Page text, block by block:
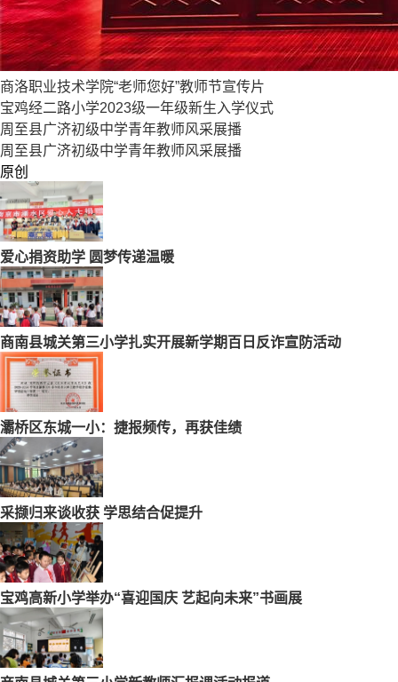
商洛职业技术学院“老师您好”教师节宣传片
宝鸡经二路小学2023级一年级新生入学仪式
周至县广济初级中学青年教师风采展播
周至县广济初级中学青年教师风采展播
原创
爱心捐资助学 圆梦传递温暖
商南县城关第三小学扎实开展新学期百日反诈宣防活动
灞桥区东城一小：捷报频传，再获佳绩
采撷归来谈收获 学思结合促提升
宝鸡高新小学举办“喜迎国庆 艺起向未来”书画展